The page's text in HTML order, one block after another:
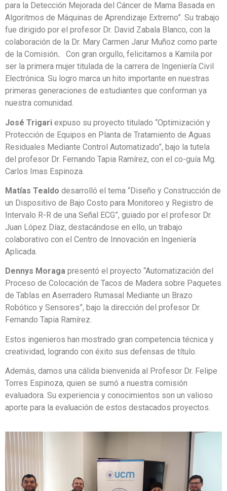
para la Detección Mejorada del Cáncer de Mama Basada en
Algoritmos de Máquinas de Aprendizaje Extremo”. Su trabajo
fue dirigido por el profesor Dr. David Zabala Blanco, con la
colaboración de la Dr. Mary Carmen Jarur Muñoz como parte
de la Comisión. Con gran orgullo, felicitamos a Kamila por
ser la primera mujer titulada de la carrera de Ingeniería Civil
Electrónica. Su logro marca un hito importante en nuestras
primeras generaciones de estudiantes que conforman ya
nuestra comunidad.
José Trigari expuso su proyecto titulado “Optimización y
Protección de Equipos en Planta de Tratamiento de Aguas
Residuales Mediante Control Automatizado”, bajo la tutela
del profesor Dr. Fernando Tapia Ramírez, con el co-guía Mg.
Carlos Imas Espinoza.
Matías Tealdo desarrolló el tema “Diseño y Construcción de
un Dispositivo de Bajo Costo para Monitoreo y Registro de
Intervalo R-R de una Señal ECG”, guiado por el profesor Dr.
Juan López Díaz, destacándose en ello, un trabajo
colaborativo con el Centro de Innovación en Ingeniería
Aplicada.
Dennys Moraga presentó el proyecto “Automatización del
Proceso de Colocación de Tacos de Madera sobre Paquetes
de Tablas en Aserradero Rumasal Mediante un Brazo
Robótico y Sensores”, bajo la dirección del profesor Dr.
Fernando Tapia Ramírez.
Estos ingenieros han mostrado gran competencia técnica y
creatividad, logrando con éxito sus defensas de título.
Además, damos una cálida bienvenida al Profesor Dr. Felipe
Torres Espinoza, quien se sumó a nuestra comisión
evaluadora. Su experiencia y conocimientos son un valioso
aporte para la evaluación de estos destacados proyectos.